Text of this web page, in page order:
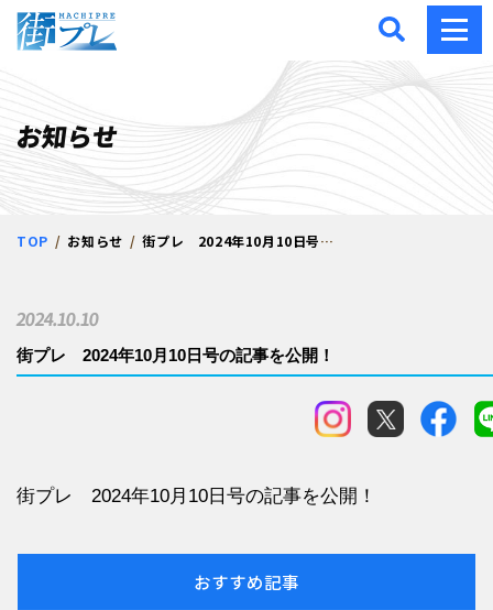
街プレ -東京・西多摩の
お知らせ
TOP お知らせ 街プレ 2024年10月10日号の記事を公開！
街プレ 2024年10月10日号の記事を公開！
2024.10.10
街プレ 2024年10月10日号の記事を公開！
おすすめ記事